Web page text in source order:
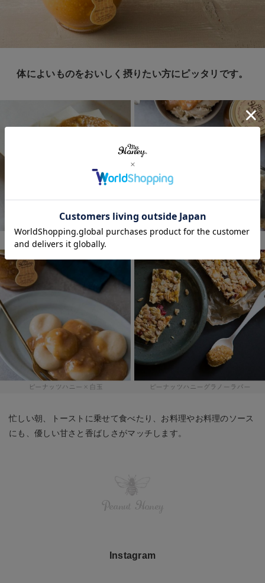
体によいものをおいしく摂りたい方にピッタリです。
忙しい朝、トーストに乗せて食べたり、お料理やお料理のソース
にも、優しい甘さと香ばしさがマッチします。
Peanut Honey
Instagram